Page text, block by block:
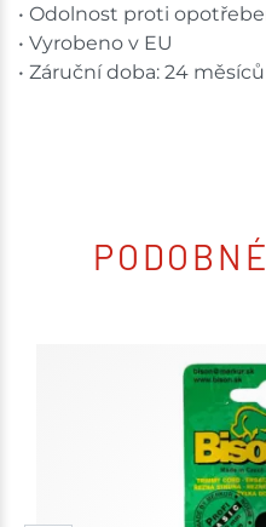
• Odolnost proti
• Vyrobeno v EU
• Záruční doba: 24 měsíců